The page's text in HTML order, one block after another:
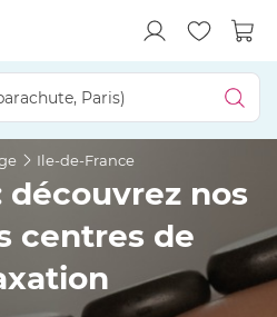
Ile-de-France
découvrez nos
centres de